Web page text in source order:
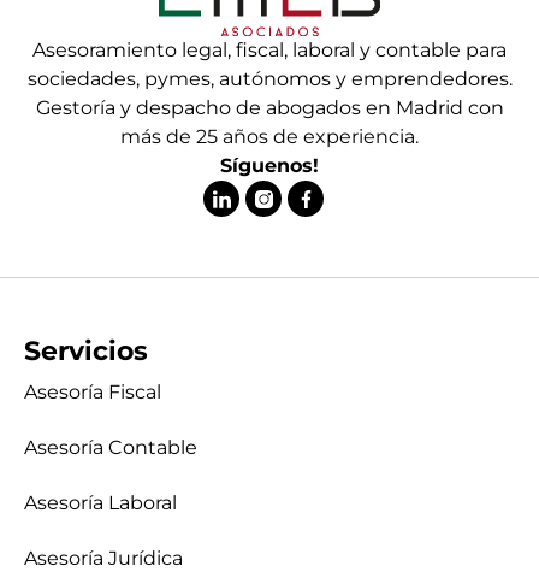
Asesoramiento legal, fiscal, laboral y contable para
sociedades, pymes, autónomos y emprendedores.
Gestoría y despacho de abogados en Madrid con
más de 25 años de experiencia.
Síguenos!
Servicios
Asesoría Fiscal
Asesoría Contable
Asesoría Laboral
Asesoría Jurídica